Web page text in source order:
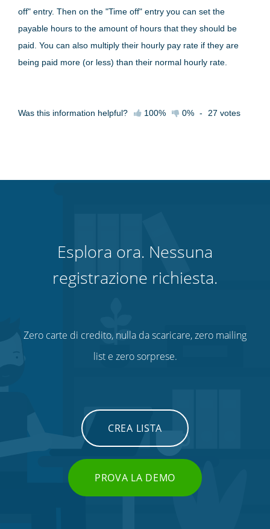
off" entry. Then on the "Time off" entry you can set the
payable hours to the amount of hours that they should be
paid. You can also multiply their hourly pay rate if they are
being paid more (or less) than their normal hourly rate.
Was this information helpful? 100% 0% - 27 votes
Esplora ora. Nessuna
registrazione richiesta.
Zero carte di credito, nulla da scaricare, zero mailing
list e zero sorprese.
CREA LISTA
PROVA LA DEMO